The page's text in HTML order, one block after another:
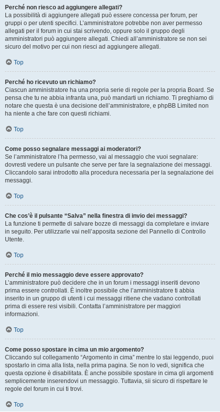
Perché non riesco ad aggiungere allegati?
La possibilità di aggiungere allegati può essere concessa per forum, per
gruppi o per utenti specifici. L’amministratore potrebbe non aver permesso
allegati per il forum in cui stai scrivendo, oppure solo il gruppo degli
amministratori può aggiungere allegati. Chiedi all’amministratore se non sei
sicuro del motivo per cui non riesci ad aggiungere allegati.
Top
Perché ho ricevuto un richiamo?
Ciascun amministratore ha una propria serie di regole per la propria Board. Se
pensa che tu ne abbia infranta una, può mandarti un richiamo. Ti preghiamo di
notare che questa è una decisione dell’amministratore, e phpBB Limited non
ha niente a che fare con questi richiami.
Top
Come posso segnalare messaggi ai moderatori?
Se l’amministratore l’ha permesso, vai al messaggio che vuoi segnalare:
dovresti vedere un pulsante che serve per fare la segnalazione dei messaggi.
Cliccandolo sarai introdotto alla procedura necessaria per la segnalazione dei
messaggi.
Top
Che cos’è il pulsante “Salva” nella finestra di invio dei messaggi?
La funzione ti permette di salvare bozze di messaggi da completare e inviare
in seguito. Per utilizzarle vai nell’apposita sezione del Pannello di Controllo
Utente.
Top
Perché il mio messaggio deve essere approvato?
L’amministratore può decidere che in un forum i messaggi inseriti devono
prima essere controllati. È inoltre possibile che l’amministratore ti abbia
inserito in un gruppo di utenti i cui messaggi ritiene che vadano controllati
prima di essere resi visibili. Contatta l’amministratore per maggiori
informazioni.
Top
Come posso spostare in cima un mio argomento?
Cliccando sul collegamento “Argomento in cima” mentre lo stai leggendo, puoi
spostarlo in cima alla lista, nella prima pagina. Se non lo vedi, significa che
questa opzione è disabilitata. È anche possibile spostare in cima gli argomenti
semplicemente inserendovi un messaggio. Tuttavia, sii sicuro di rispettare le
regole del forum in cui ti trovi.
Top